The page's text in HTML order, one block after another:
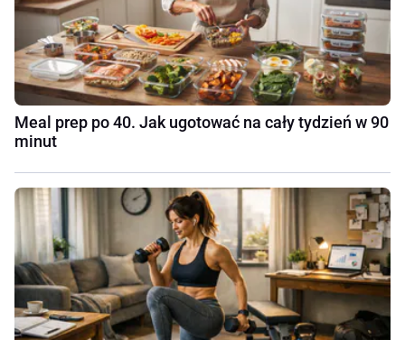
Meal prep po 40. Jak ugotować na cały tydzień w 90
minut